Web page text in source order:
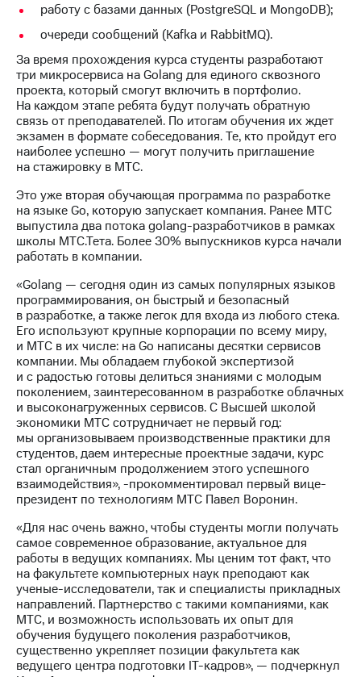
акционерам
Документы
ПАО
"МТС"
Собрания
акционеров
Личный
кабинет
акционера
Акционерный
капитал
и
аудит
Рынок
акций
Программа
приобретения
Порядок
выкупа
акций
Дивиденды
Рынок
облигаций
Описание
Еврооблигации-2023
Уведомление
о
погашении
именных
Другое
Регистратор
Реквизиты
Контакты
развитие
деловая этика
На главную
работу с базами данных (PostgreSQL и MongoDB);
очереди сообщений (Kafka и RabbitMQ).
За время прохождения курса студенты разработают
три микросервиса на Golang для единого сквозного
проекта, который смогут включить в портфолио.
На каждом этапе ребята будут получать обратную
связь от преподавателей. По итогам обучения их ждет
экзамен в формате собеседования. Те, кто пройдут его
наиболее успешно — могут получить приглашение
на стажировку в МТС.
Это уже вторая обучающая программа по разработке
на языке Go, которую запускает компания. Ранее МТС
выпустила два потока golang-разработчиков в рамках
школы МТС.Тета. Более 30% выпускников курса начали
работать в компании.
«Golang — сегодня один из самых популярных языков
программирования, он быстрый и безопасный
в разработке, а также легок для входа из любого стека.
Его используют крупные корпорации по всему миру,
и МТС в их числе: на Go написаны десятки сервисов
компании. Мы обладаем глубокой экспертизой
и с радостью готовы делиться знаниями с молодым
поколением, заинтересованном в разработке облачных
и высоконагруженных сервисов. С Высшей школой
экономики МТС сотрудничает не первый год:
мы организовываем производственные практики для
студентов, даем интересные проектные задачи, курс
стал органичным продолжением этого успешного
взаимодействия», -прокомментировал первый вице-
президент по технологиям МТС Павел Воронин.
«Для нас очень важно, чтобы студенты могли получать
самое современное образование, актуальное для
работы в ведущих компаниях. Мы ценим тот факт, что
на факультете компьютерных наук преподают как
ученые-исследователи, так и специалисты прикладных
направлений. Партнерство с такими компаниями, как
МТС, и возможность использовать их опыт для
обучения будущего поколения разработчиков,
существенно укрепляет позиции факультета как
ведущего центра подготовки IT-кадров», — подчеркнул